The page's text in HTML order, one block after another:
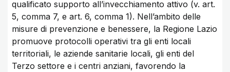
qualificato supporto all’invecchiamento attivo (v. art.
5, comma 7, e art. 6, comma 1). Nell’ambito delle
misure di prevenzione e benessere, la Regione Lazio
promuove protocolli operativi tra gli enti locali
territoriali, le aziende sanitarie locali, gli enti del
Terzo settore e i centri anziani, favorendo la